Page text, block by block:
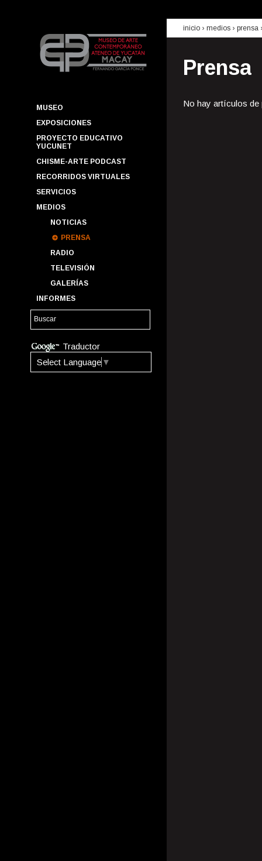
MUSEO
EXPOSICIONES
PROYECTO EDUCATIVO
YUCUNET
CHISME-ARTE PODCAST
RECORRIDOS VIRTUALES
SERVICIOS
MEDIOS
NOTICIAS
PRENSA
RADIO
TELEVISIÓN
GALERÍAS
INFORMES
Traductor
Select Language ▼
inicio › medios › prensa
Prensa
No hay artículos de